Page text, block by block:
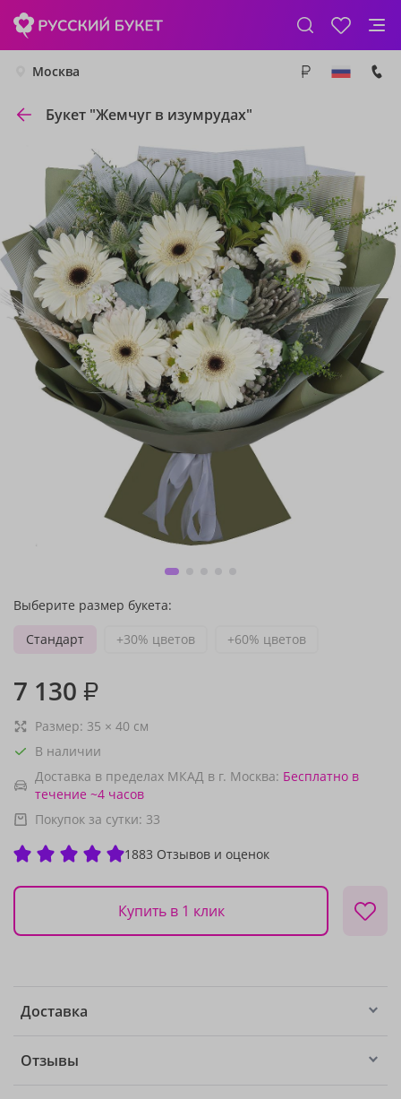
Москва
Букет "Жемчуг в изумрудах"
Выберите размер букета:
Стандарт
+30% цветов +60% цветов
7 130 ₽
Размер: 35 × 40 см
В наличии
Доставка в пределах МКАД в г. Москва: Бесплатно в
течение ~4 часов
Покупок за сутки: 33
1883 Отзывов и оценок
Купить в 1 клик
Доставка
Отзывы